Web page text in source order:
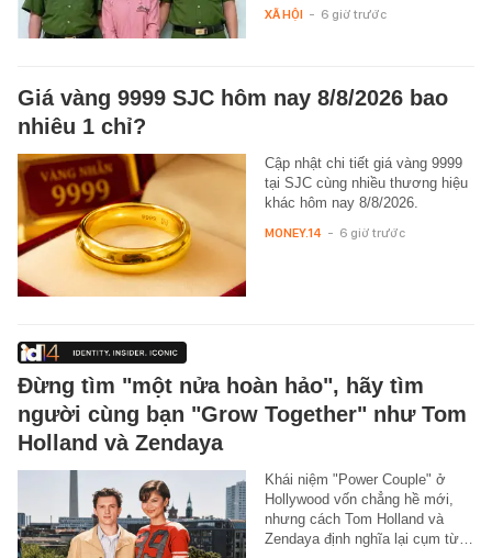
XÃ HỘI - 6 giờ trước
Giá vàng 9999 SJC hôm nay 8/8/2026 bao
nhiêu 1 chỉ?
Cập nhật chi tiết giá vàng 9999
tại SJC cùng nhiều thương hiệu
khác hôm nay 8/8/2026.
MONEY.14 - 6 giờ trước
Đừng tìm "một nửa hoàn hảo", hãy tìm
người cùng bạn "Grow Together" như Tom
Holland và Zendaya
Khái niệm "Power Couple" ở
Hollywood vốn chẳng hề mới,
nhưng cách Tom Holland và
Zendaya định nghĩa lại cụm từ…